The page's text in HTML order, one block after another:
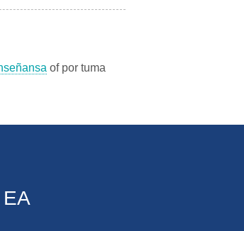
ñansa of por tuma